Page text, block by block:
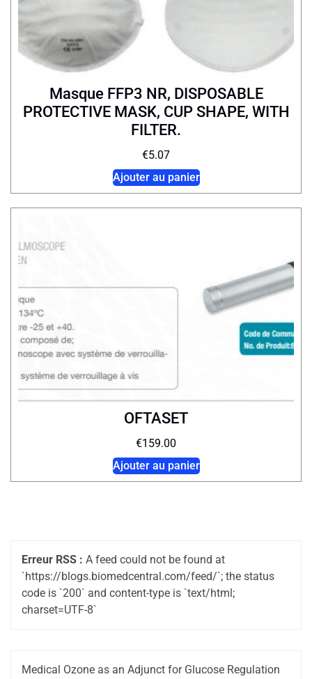
Masque FFP3 NR, DISPOSABLE
PROTECTIVE MASK, CUP SHAPE, WITH
FILTER.
€5.07
Ajouter au panier
OFTASET
€159.00
Ajouter au panier
Erreur RSS : A feed could not be found at
`https://blogs.biomedcentral.com/feed/`; the status
code is `200` and content-type is `text/html;
charset=UTF-8`
Medical Ozone as an Adjunct for Glucose Regulation